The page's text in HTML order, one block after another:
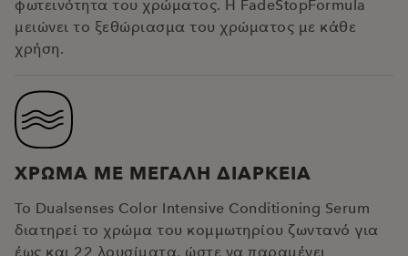
φωτεινότητα του χρώματος. Η FadeStopFormula
μειώνει το ξεθώριασμα του χρώματος με κάθε
χρήση.
ΧΡΩΜΑ ΜΕ ΜΕΓΑΛΗ ΔΙΑΡΚΕΙΑ
Το Dualsenses Color Intensive Conditioning Serum
διατηρεί το χρώμα του κομμωτηρίου ζωντανό για
έως και 22 λουσίματα, ώστε να παραμένει